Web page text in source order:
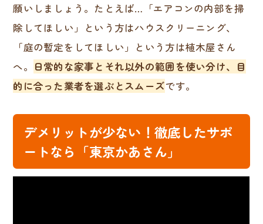
願いしましょう。たとえば…「エアコンの内部を掃
除してほしい」という方はハウスクリーニング、
「庭の暫定をしてほしい」という方は植木屋さん
へ。 日常的な家事とそれ以外の範囲を使い分け、目
的に合った業者を選ぶとスムーズです。
デメリットが少ない！徹底したサポ
ートなら「東京かあさん」